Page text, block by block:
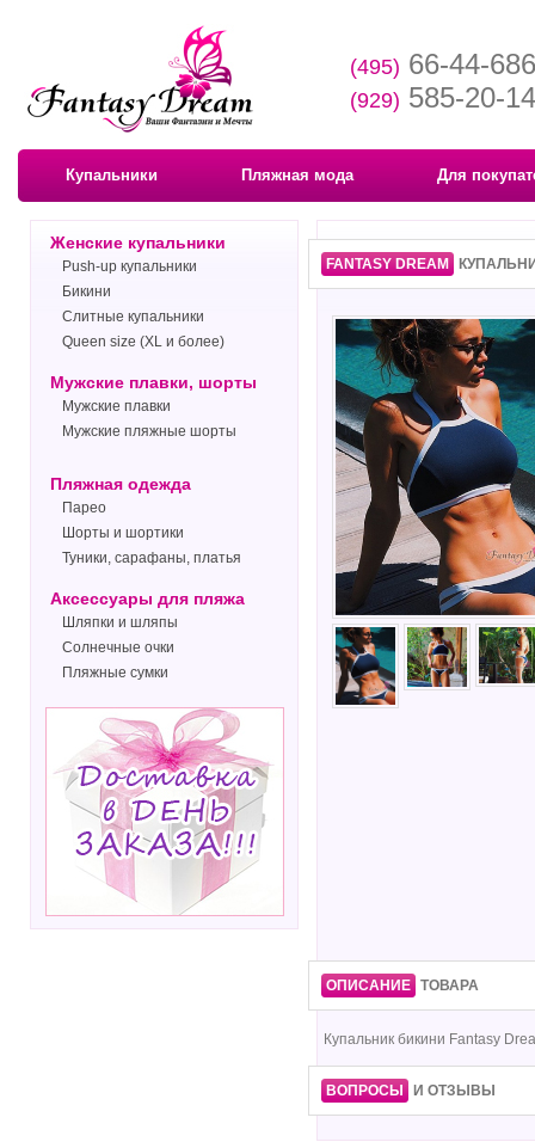
(495) 66-44-686
(929) 585-20-14
Купальники Пляжная мода Для
Женские купальники
Push-up купальники
Бикини
Слитные купальники
Queen size (XL и более)
Мужские плавки, шорты
Мужские плавки
Мужские пляжные шорты
Пляжная одежда
Парео
Шорты и шортики
Туники, сарафаны, платья
Аксессуары для пляжа
Шляпки и шляпы
Солнечные очки
Пляжные сумки
FANTASY DREAM
ОПИСАНИЕ ТОВАРА
Купальник бикини Fantasy
ВОПРОСЫ И ОТЗЫВЫ